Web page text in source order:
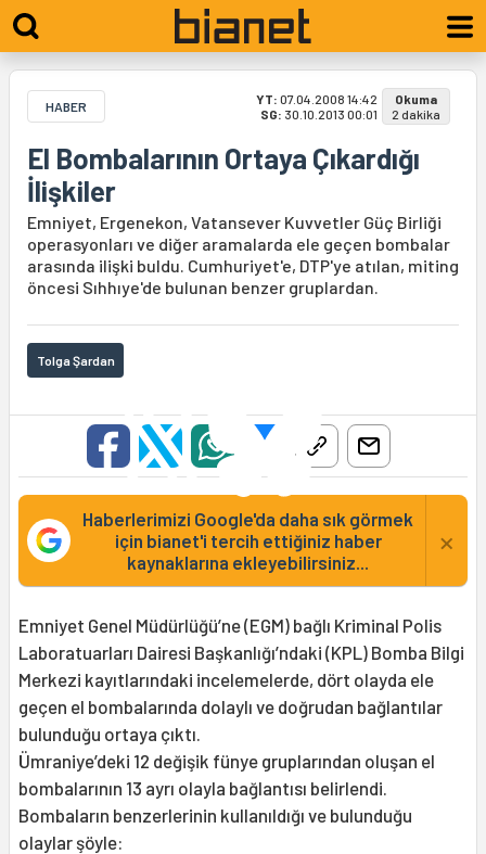
HABER YT: 07.04.2008 14:42
SG: 30.10.2013 00:01
Okuma
2 dakika
El Bombalarının Ortaya Çıkardığı
İlişkiler
Emniyet, Ergenekon, Vatansever Kuvvetler Güç Birliği
operasyonları ve diğer aramalarda ele geçen bombalar
arasında ilişki buldu. Cumhuriyet'e, DTP'ye atılan, miting
öncesi Sıhhıye'de bulunan benzer gruplardan.
Tolga Şardan
Haberlerimizi Google'da daha sık görmek
için bianet'i tercih ettiğiniz haber
kaynaklarına ekleyebilirsiniz...
×
Emniyet Genel Müdürlüğü’ne (EGM) bağlı Kriminal Polis
Laboratuarları Dairesi Başkanlığı’ndaki (KPL) Bomba Bilgi
Merkezi kayıtlarındaki incelemelerde, dört olayda ele
geçen el bombalarında dolaylı ve doğrudan bağlantılar
bulunduğu ortaya çıktı.
Ümraniye’deki 12 değişik fünye gruplarından oluşan el
bombalarının 13 ayrı olayla bağlantısı belirlendi.
Bombaların benzerlerinin kullanıldığı ve bulunduğu
olaylar şöyle: